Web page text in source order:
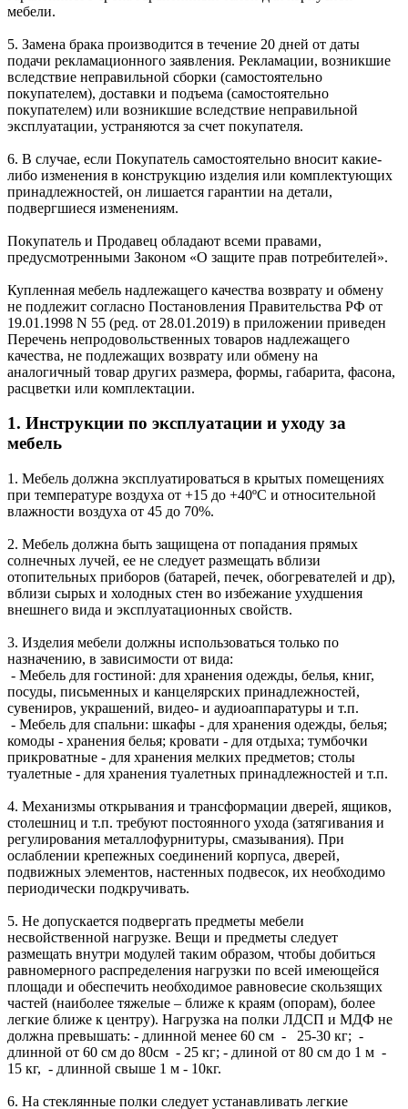
мебели.
5. Замена брака производится в течение 20 дней от даты
подачи рекламационного заявления. Рекламации, возникшие
вследствие неправильной сборки (самостоятельно
покупателем), доставки и подъема (самостоятельно
покупателем) или возникшие вследствие неправильной
эксплуатации, устраняются за счет покупателя.
6. В случае, если Покупатель самостоятельно вносит какие-
либо изменения в конструкцию изделия или комплектующих
принадлежностей, он лишается гарантии на детали,
подвергшиеся изменениям.
Покупатель и Продавец обладают всеми правами,
предусмотренными Законом «О защите прав потребителей».
Купленная мебель надлежащего качества возврату и обмену
не подлежит согласно Постановления Правительства РФ от
19.01.1998 N 55 (ред. от 28.01.2019) в приложении приведен
Перечень непродовольственных товаров надлежащего
качества, не подлежащих возврату или обмену на
аналогичный товар других размера, формы, габарита, фасона,
расцветки или комплектации.
1. Инструкции по эксплуатации и уходу за
мебель
1. Мебель должна эксплуатироваться в крытых помещениях
при температуре воздуха от +15 до +40ºС и относительной
влажности воздуха от 45 до 70%.
2. Мебель должна быть защищена от попадания прямых
солнечных лучей, ее не следует размещать вблизи
отопительных приборов (батарей, печек, обогревателей и др),
вблизи сырых и холодных стен во избежание ухудшения
внешнего вида и эксплуатационных свойств.
3. Изделия мебели должны использоваться только по
назначению, в зависимости от вида:
- Мебель для гостиной: для хранения одежды, белья, книг,
посуды, письменных и канцелярских принадлежностей,
сувениров, украшений, видео- и аудиоаппаратуры и т.п.
- Мебель для спальни: шкафы - для хранения одежды, белья;
комоды - хранения белья; кровати - для отдыха; тумбочки
прикроватные - для хранения мелких предметов; столы
туалетные - для хранения туалетных принадлежностей и т.п.
4. Механизмы открывания и трансформации дверей, ящиков,
столешниц и т.п. требуют постоянного ухода (затягивания и
регулирования металлофурнитуры, смазывания). При
ослаблении крепежных соединений корпуса, дверей,
подвижных элементов, настенных подвесок, их необходимо
периодически подкручивать.
5. Не допускается подвергать предметы мебели
несвойственной нагрузке. Вещи и предметы следует
размещать внутри модулей таким образом, чтобы добиться
равномерного распределения нагрузки по всей имеющейся
площади и обеспечить необходимое равновесие скользящих
частей (наиболее тяжелые – ближе к краям (опорам), более
легкие ближе к центру). Нагрузка на полки ЛДСП и МДФ не
должна превышать: - длинной менее 60 см - 25-30 кг; -
длинной от 60 см до 80см - 25 кг; - длиной от 80 см до 1 м -
15 кг, - длинной свыше 1 м - 10кг.
6. На стеклянные полки следует устанавливать легкие